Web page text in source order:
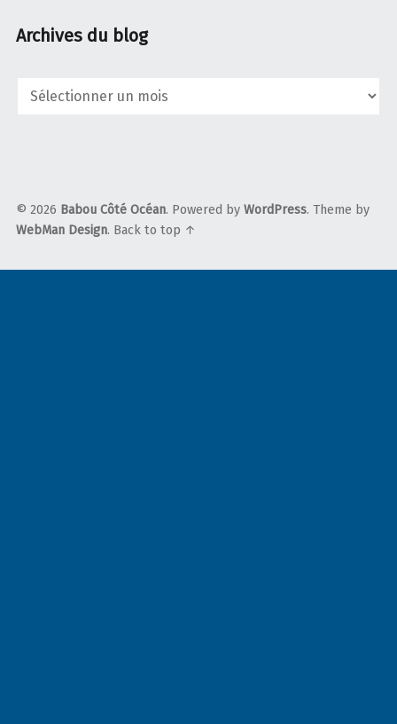
Archives du blog
Archives
© 2026 Babou Côté Océan. Powered by WordPress. Theme by
WebMan Design. Back to top ↑